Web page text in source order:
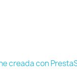
creada con